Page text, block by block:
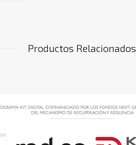
Productos Relacionados